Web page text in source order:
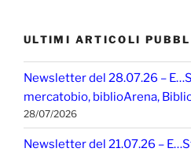
ULTIMI ARTICOLI
Newsletter del 28.07.26 –
mercatobio, biblioArena,
28/07/2026
Newsletter del 21.07.26 –